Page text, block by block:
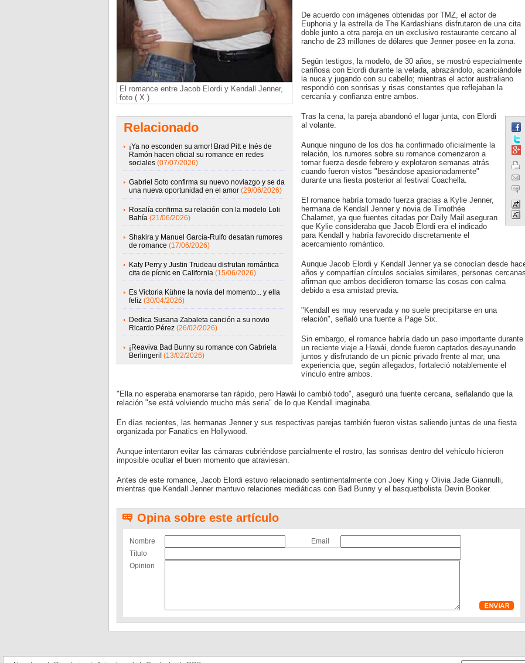
El romance entre Jacob Elordi y Kendall Jenner,
foto ( X )
Relacionado
¡Ya no esconden su amor! Brad Pitt e Inés de
Ramón hacen oficial su romance en redes
sociales (07/07/2026)
Gabriel Soto confirma su nuevo noviazgo y se da
una nueva oportunidad en el amor (29/06/2026)
Rosalía confirma su relación con la modelo Loli
Bahía (21/06/2026)
Shakira y Manuel García-Rulfo desatan rumores
de romance (17/06/2026)
Katy Perry y Justin Trudeau disfrutan romántica
cita de pícnic en California (15/06/2026)
Es Victoria Kühne la novia del momento... y ella
feliz (30/04/2026)
Dedica Susana Zabaleta canción a su novio
Ricardo Pérez (26/02/2026)
¡Reaviva Bad Bunny su romance con Gabriela
Berlingeri! (13/02/2026)
De acuerdo con imágenes obtenidas por TMZ, el actor de
Euphoria y la estrella de The Kardashians disfrutaron de una cita
doble junto a otra pareja en un exclusivo restaurante cercano al
rancho de 23 millones de dólares que Jenner posee en la zona.
Según testigos, la modelo, de 30 años, se mostró especialmente
cariñosa con Elordi durante la velada, abrazándolo, acariciándole
la nuca y jugando con su cabello; mientras el actor australiano
respondió con sonrisas y risas constantes que reflejaban la
cercanía y confianza entre ambos.
Tras la cena, la pareja abandonó el lugar junta, con Elordi
al volante.
Aunque ninguno de los dos ha confirmado oficialmente la
relación, los rumores sobre su romance comenzaron a
tomar fuerza desde febrero y explotaron semanas atrás
cuando fueron vistos "besándose apasionadamente"
durante una fiesta posterior al festival Coachella.
El romance habría tomado fuerza gracias a Kylie Jenner,
hermana de Kendall Jenner y novia de Timothée
Chalamet, ya que fuentes citadas por Daily Mail aseguran
que Kylie consideraba que Jacob Elordi era el indicado
para Kendall y habría favorecido discretamente el
acercamiento romántico.
Aunque Jacob Elordi y Kendall Jenner ya se conocían desde
años y compartían círculos sociales similares, personas
afirman que ambos decidieron tomarse las cosas con calma
debido a esa amistad previa.
"Kendall es muy reservada y no suele precipitarse en una
relación", señaló una fuente a Page Six.
Sin embargo, el romance habría dado un paso importante durante
un reciente viaje a Hawái, donde fueron captados desayunando
juntos y disfrutando de un picnic privado frente al mar, una
experiencia que, según allegados, fortaleció notablemente el
vínculo entre ambos.
"Ella no esperaba enamorarse tan rápido, pero Hawái lo cambió todo", aseguró una fuente cercana, señalando que la
relación "se está volviendo mucho más seria" de lo que Kendall imaginaba.
En días recientes, las hermanas Jenner y sus respectivas parejas también fueron vistas saliendo juntas de una fiesta
organizada por Fanatics en Hollywood.
Aunque intentaron evitar las cámaras cubriéndose parcialmente el rostro, las sonrisas dentro del vehículo hicieron
imposible ocultar el buen momento que atraviesan.
Antes de este romance, Jacob Elordi estuvo relacionado sentimentalmente con Joey King y Olivia Jade Giannulli,
mientras que Kendall Jenner mantuvo relaciones mediáticas con Bad Bunny y el basquetbolista Devin Booker.
Opina sobre este artículo
Nombre
Email
Título
Opinion